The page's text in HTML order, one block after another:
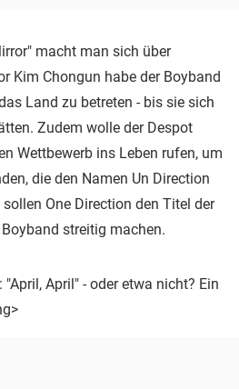
macht man sich über
Kim Chongun habe der Boyband
Land zu betreten - bis sie sich
Zudem wolle der Despot
Wettbewerb ins Leben rufen, um
die den Namen Un Direction
One Direction den Titel der
streitig machen.
April" - oder etwa nicht? Ein